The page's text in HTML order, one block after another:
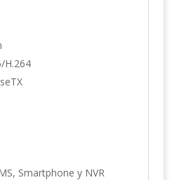
H.264
Smartphone y NVR